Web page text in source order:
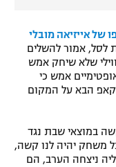
של אייזיאה מובלי
לסל, אמור להשלים
שלא שיחק אמש
אמש כי
הבא על המקום
במוצאי שבת נגד
משחק יהיה לנו קשה,
ניצחה הערב, הם